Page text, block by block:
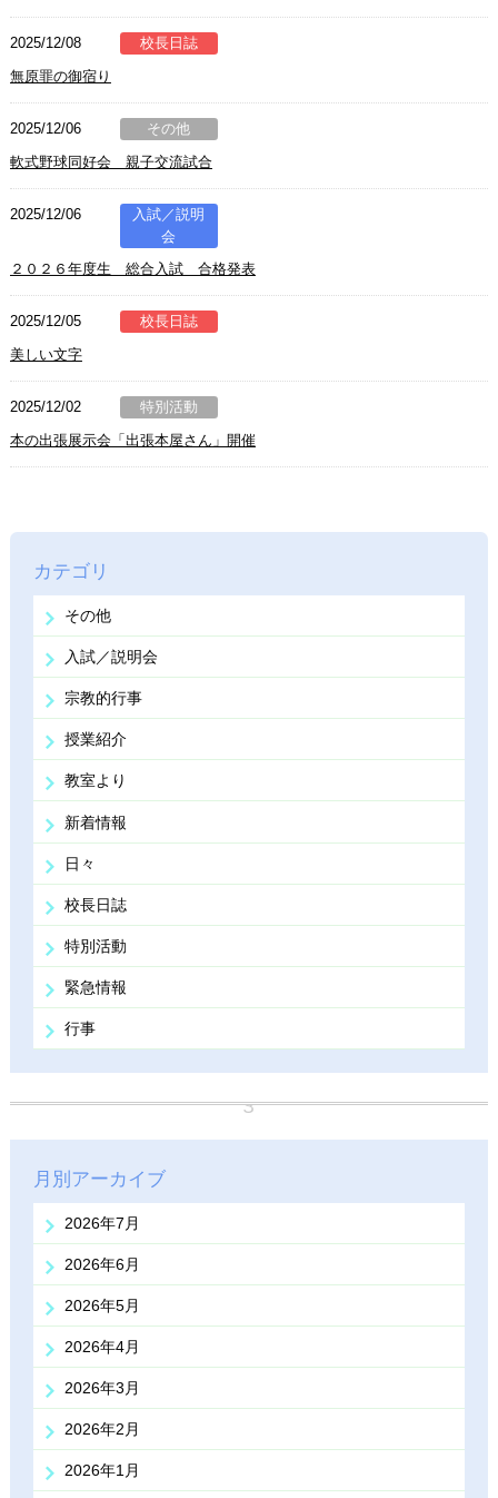
2025/12/08
校長日誌
無原罪の御宿り
2025/12/06
その他
軟式野球同好会 親子交流試合
2025/12/06
入試／説明
会
２０２６年度生 総合入試 合格発表
2025/12/05
校長日誌
美しい文字
2025/12/02
特別活動
本の出張展示会「出張本屋さん」開催
カテゴリ
その他
入試／説明会
宗教的行事
授業紹介
教室より
新着情報
日々
校長日誌
特別活動
緊急情報
行事
月別アーカイブ
2026年7月
2026年6月
2026年5月
2026年4月
2026年3月
2026年2月
2026年1月